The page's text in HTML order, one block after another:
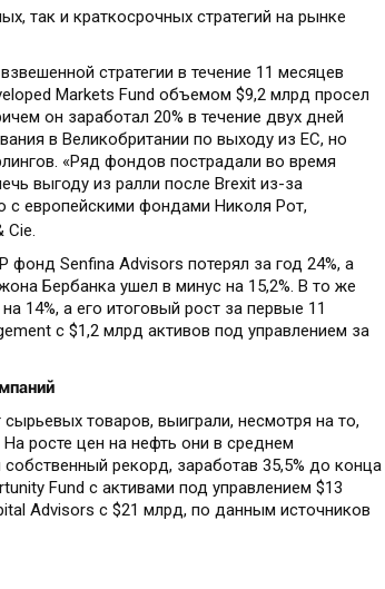
так и краткосрочных стратегий на рынке
стратегии в течение 11 месяцев
Markets Fund объемом $9,2 млрд просел
он заработал 20% в течение двух дней
в Великобритании по выходу из ЕС, но
«Ряд фондов пострадали во время
выгоду из ралли после Brexit из-за
с европейскими фондами Николя Рот,
Cie.
Senfina Advisors потерял за год 24%, а
Бербанка ушел в минус на 15,2%. В то же
14%, а его итоговый рост за первые 11
с $1,2 млрд активов под управлением за
товаров, выиграли, несмотря на то,
росте цен на нефть они в среднем
рекорд, заработав 35,5% до конца
Fund с активами под управлением $13
Advisors с $21 млрд, по данным источников